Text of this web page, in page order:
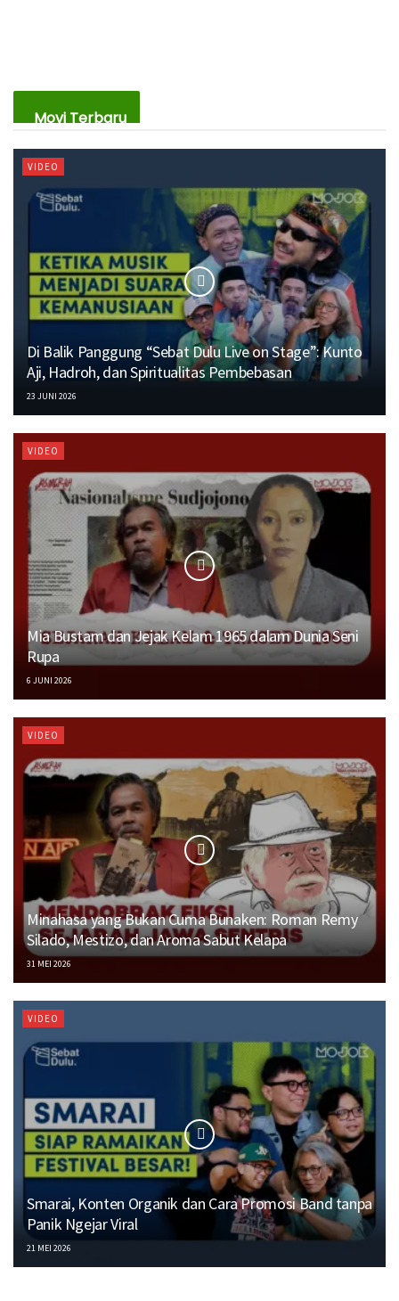
Movi Terbaru
VIDEO
Di Balik Panggung “Sebat Dulu Live on Stage”: Kunto
Aji, Hadroh, dan Spiritualitas Pembebasan
23 JUNI 2026
VIDEO
Mia Bustam dan Jejak Kelam 1965 dalam Dunia Seni
Rupa
6 JUNI 2026
VIDEO
Minahasa yang Bukan Cuma Bunaken: Roman Remy
Silado, Mestizo, dan Aroma Sabut Kelapa
31 MEI 2026
VIDEO
Smarai, Konten Organik dan Cara Promosi Band tanpa
Panik Ngejar Viral
21 MEI 2026